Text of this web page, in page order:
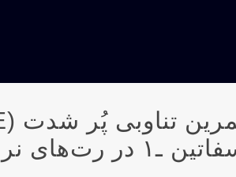
نر دیابتی